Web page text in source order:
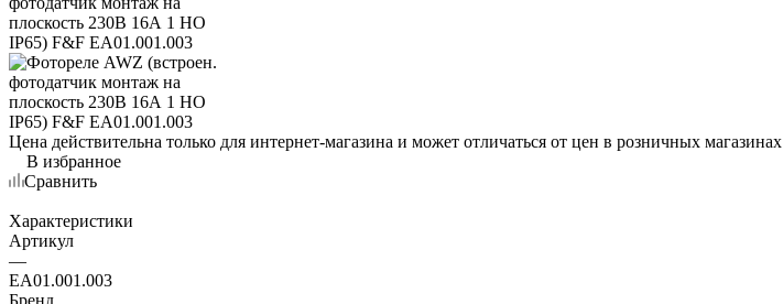
Цена действительна только для интернет-магазина и может отличаться от цен в розничных магазинах
В избранное
Сравнить
Характеристики
Артикул
—
EA01.001.003
Бренд